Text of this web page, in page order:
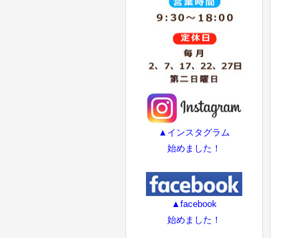
▲インスタグラム
始めました！
▲facebook
始めました！